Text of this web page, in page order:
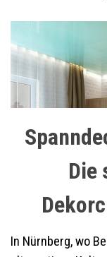
Die
In Nürnberg, wo